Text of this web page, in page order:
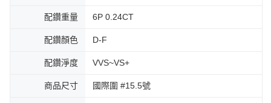
配鑽重量 6P 0.24CT
配鑽顏色 D-F
配鑽淨度 VVS~VS+
商品尺寸 國際圍 #15.5號